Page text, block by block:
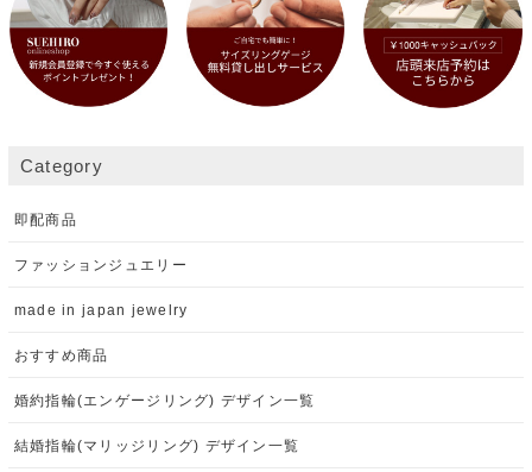
Category
即配商品
ファッションジュエリー
made in japan jewelry
おすすめ商品
婚約指輪(エンゲージリング) デザイン一覧
結婚指輪(マリッジリング) デザイン一覧